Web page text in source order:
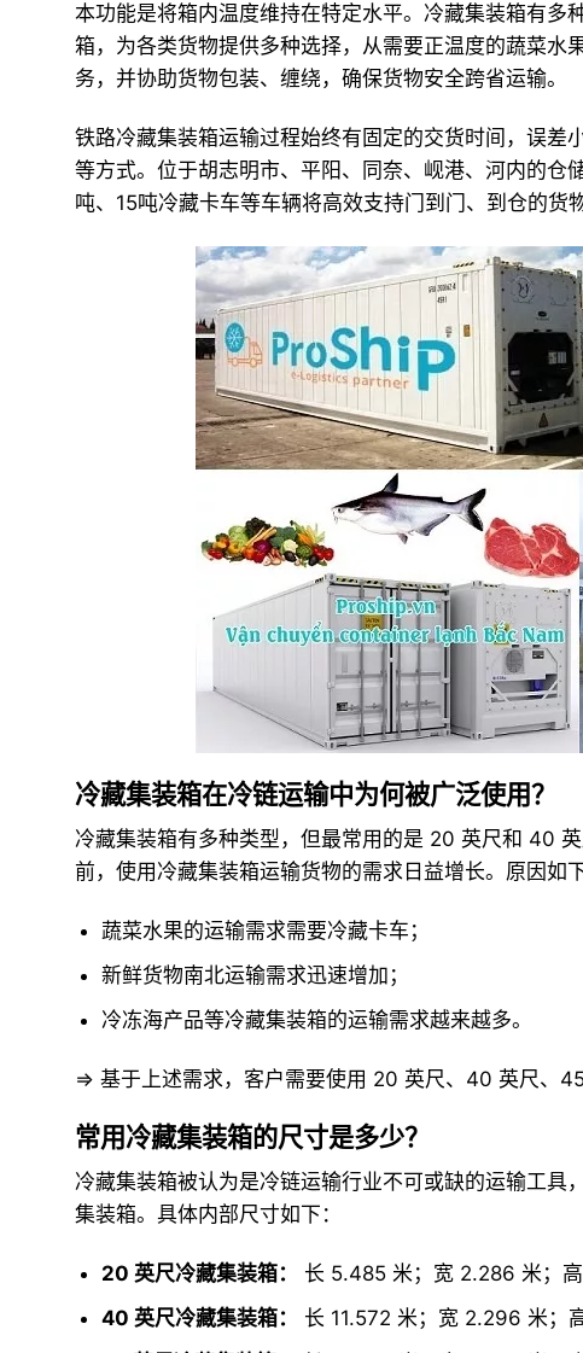
本功能是将箱内温度维持在特定水平。冷藏集装箱有
箱，为各类货物提供多种选择，从需要正温度的蔬菜水
务，并协助货物包装、缠绕，确保货物安全跨省运输。
铁路冷藏集装箱运输过程始终有固定的交货时间，误
等方式。位于胡志明市、平阳、同奈、岘港、河内的
吨、15吨冷藏卡车等车辆将高效支持门到门、到仓的货
冷藏集装箱在冷链运输中为何被广泛使用？
冷藏集装箱有多种类型，但最常用的是 20 英尺和 40
前，使用冷藏集装箱运输货物的需求日益增长。原因如下
蔬菜水果的运输需求需要冷藏卡车；
新鲜货物南北运输需求迅速增加；
冷冻海产品等冷藏集装箱的运输需求越来越多。
=> 基于上述需求，客户需要使用 20 英尺、40 英尺、
常用冷藏集装箱的尺寸是多少？
冷藏集装箱被认为是冷链运输行业不可或缺的运输工
集装箱。具体内部尺寸如下：
20 英尺冷藏集装箱：
长 5.485 米；宽 2.286 米；
40 英尺冷藏集装箱：
长 11.572 米；宽 2.296 米；